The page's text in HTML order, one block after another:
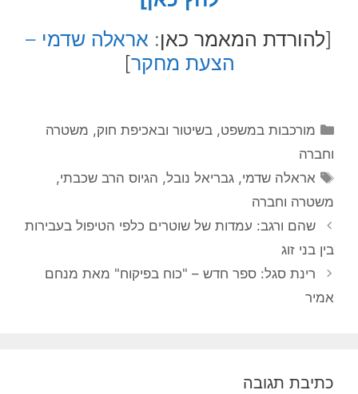
[להורדת המאמר כאן: אראלה שדמי –
הצעת מחקר]
קטגוריות
מורכבות במשפט, בשיטור ובאכיפת חוק, משטרה
וחברה
תגיות
אראלה שדמי,גבריאל נובל, הגיוס הרב שכבתי,
משטרה וחברה
שהם ורגב: עמדות של שוטרים כלפי הטיפול בעבירות
בין בני זוג
רינת סגל: ספר חדש – "כוח בפיקוח" מאת מנחם
אמיר
כתיבת תגובה